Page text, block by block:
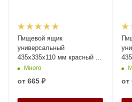
Пищевой ящик
универсальный
435х335х110 мм красный с
перфорированными
стенками сплошным дном и
крышкой
Много
от 665 ₽
со
от